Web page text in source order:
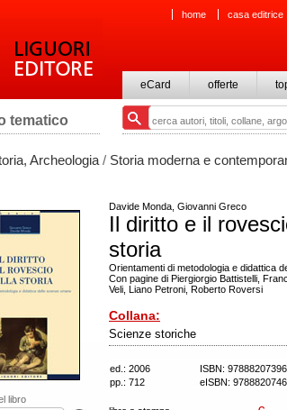
home casa editrice
eCard offerte
tematico
Archeologia / Storia moderna e
libro
Davide Monda, Giovanni Greco
Il diritto e il
storia
Orientamenti di metodologia e didattica
Con pagine di Piergiorgio Battistelli,
Veli, Liano Petroni, Roberto Roversi
Collana:
Scienze storiche
ed.: 2006
ISBN:
pp.: 712
eISBN: